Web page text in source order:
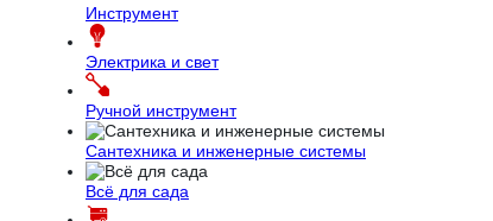
Инструмент
Электрика и свет
Ручной инструмент
Сантехника и инженерные системы
Всё для сада